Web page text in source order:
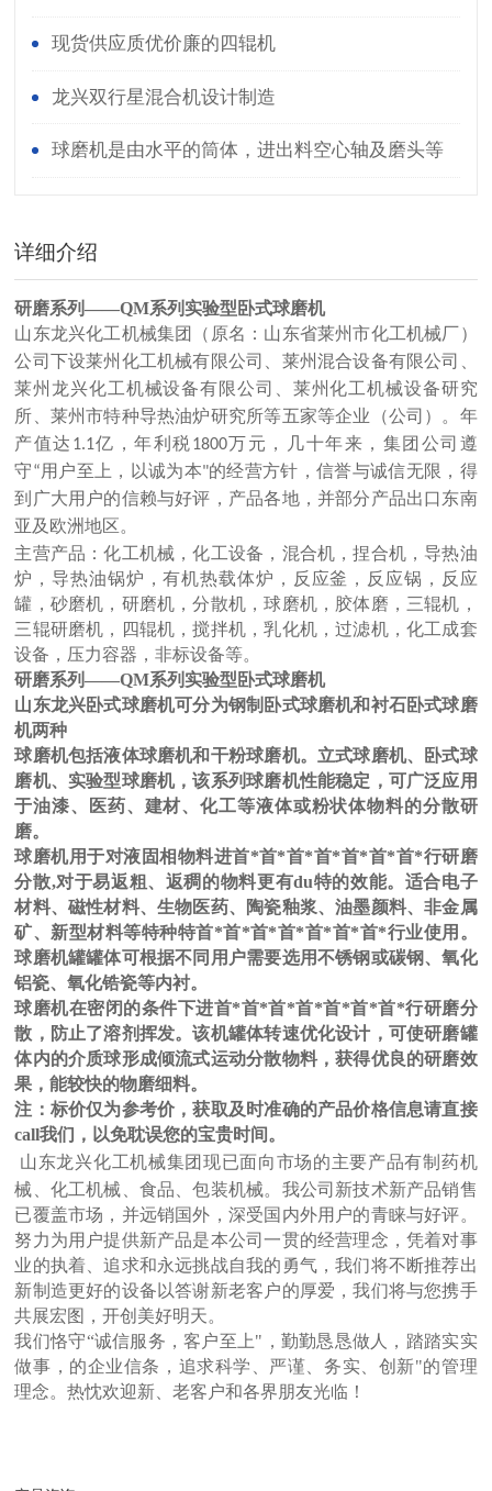
现货供应质优价廉的四辊机
龙兴双行星混合机设计制造
球磨机是由水平的筒体，进出料空心轴及磨头等
详细介绍
研磨系列——QM系列实验型卧式球磨机
山东龙兴化工机械集团（原名：山东省莱州市化工机械厂）
公司下设莱州化工机械有限公司、莱州混合设备有限公司、
莱州龙兴化工机械设备有限公司、莱州化工机械设备研究
所、莱州市特种导热油炉研究所等五家等企业（公司）。年
产值达 1.1亿，年利税1800万元，几十年来，集团公司遵
守“用户至上，以诚为本"的经营方针，信誉与诚信无限，得
到广大用户的信赖与好评，产品各地，并部分产品出口东南
亚及欧洲地区。
主营产品：化工机械，化工设备，混合机，捏合机，导热油
炉，导热油锅炉，有机热载体炉，反应釜，反应锅，反应
罐，砂磨机，研磨机，分散机，球磨机，胶体磨，三辊机，
三辊研磨机，四辊机，搅拌机，乳化机，过滤机，化工成套
设备，压力容器，非标设备等。
研磨系列——QM系列实验型卧式球磨机
山东龙兴卧式球磨机可分为钢制卧式球磨机和衬石卧式球磨
机两种
球磨机包括液体球磨机和干粉球磨机。立式球磨机、卧式球
磨机、实验型球磨机，该系列球磨机性能稳定，可广泛应用
于油漆、医药、建材、化工等液体或粉状体物料的分散研
磨。
球磨机用于对液固相物料进首*首*首*首*首*首*首*行研磨
分散,对于易返粗、返稠的物料更有du特的效能。适合电子
材料、磁性材料、生物医药、陶瓷釉浆、油墨颜料、非金属
矿、新型材料等特种特首*首*首*首*首*首*首*行业使用。
球磨机罐罐体可根据不同用户需要选用不锈钢或碳钢、氧化
铝瓷、氧化锆瓷等内衬。
球磨机在密闭的条件下进首*首*首*首*首*首*首*行研磨分
散，防止了溶剂挥发。该机罐体转速优化设计，可使研磨罐
体内的介质球形成倾流式运动分散物料，获得优良的研磨效
果，能较快的物磨细料。
注：标价仅为参考价，获取及时准确的产品价格信息请直接
call我们，以免耽误您的宝贵时间。
山东龙兴化工机械集团现已面向市场的主要产品有制药机
械、化工机械、食品、包装机械。我公司新技术新产品销售
已覆盖市场，并远销国外，深受国内外用户的青睐与好评。
努力为用户提供新产品是本公司一贯的经营理念，凭着对事
业的执着、追求和永远挑战自我的勇气，我们将不断推荐出
新制造更好的设备以答谢新老客户的厚爱，我们将与您携手
共展宏图，开创美好明天。
我们恪守“诚信服务，客户至上" ，勤勤恳恳做人，踏踏实实
做事，的企业信条，追求科学、严谨、务实、创新"的管理
理念。热忱欢迎新、老客户和各界朋友光临！